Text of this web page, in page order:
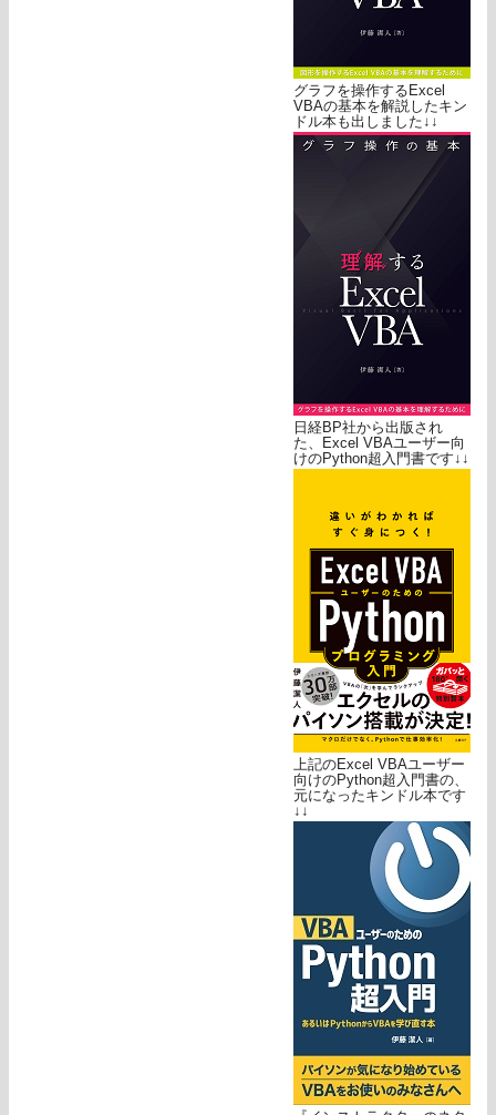
グラフを操作するExcel
VBAの基本を解説したキン
ドル本も出しました↓↓
日経BP社から出版され
た、Excel VBAユーザー向
けのPython超入門書です↓↓
上記のExcel VBAユーザー
向けのPython超入門書の、
元になったキンドル本です
↓↓